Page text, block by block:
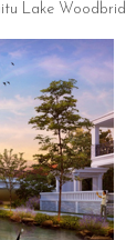
Lake